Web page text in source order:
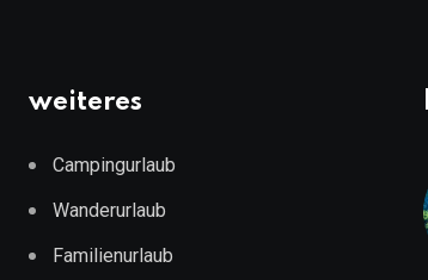
weiteres
Campingurlaub
Wanderurlaub
Familienurlaub